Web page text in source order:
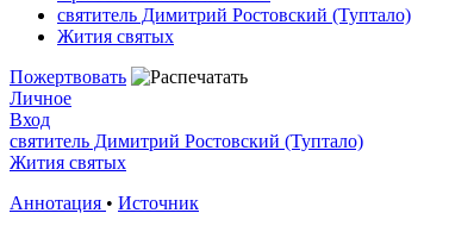
святитель Димитрий Ростовский (Туптало)
Жития святых
Пожертвовать
Личное
Вход
святитель Димитрий Ростовский (Туптало)
Жития святых
Аннотация • Источник